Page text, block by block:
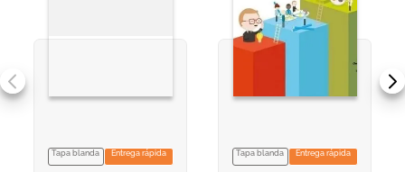
VER INFORMACION
Tapa blanda Entrega rápida
VER INFORMACION
Tapa blanda Entrega rápida